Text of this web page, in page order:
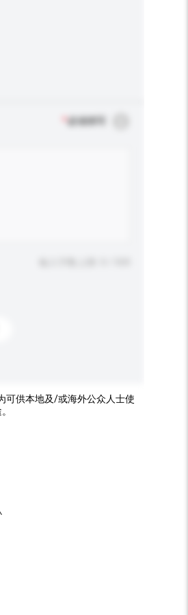
必须填写
可供本地及/或海外公众人士使